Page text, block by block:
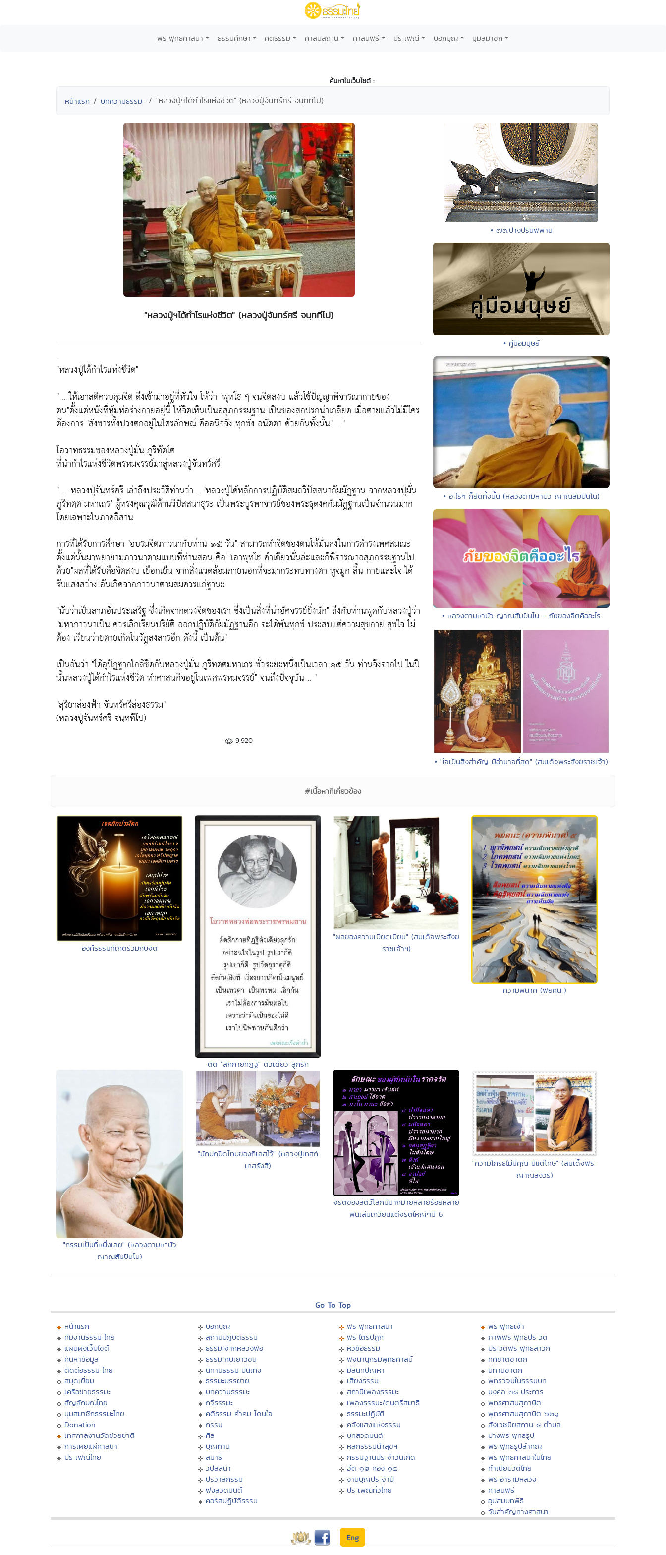
พระพุทธศาสนา ธรรมศึกษา คติธรรม ศาสนสถาน ศาสนพิธี ประเพณี บอกบุญ มุมสมาชิก
ค้นหาในเว็บไซต์ :
หน้าแรก บทความธรรมะ "หลวงปู่ฯได้กำไรแห่งชีวิต" (หลวงปู่จันทร์ศรี จนฺททีโป)
"หลวงปู่ฯได้กำไรแห่งชีวิต" (หลวงปู่จันทร์ศรี จนฺททีโป)
.
"หลวงปู่ได้กำไรแห่งชีวิต"
" .. ให้เอาสติควบคุมจิต ดึงเข้ามาอยู่ที่หัวใจ ให้ว่า "พุทโธ ๆ จนจิตสงบ แล้วใช้ปัญญาพิจารณากายของ
ตน"ตั้งแต่หนังที่หุ้มห่อร่างกายอยู่นี้ ให้จิตเห็นเป็นอสุภกรรมฐาน เป็นของสกปรกน่าเกลียด เมื่อตายแล้วไม่มีใคร
ต้องการ "สังขารทั้งปวงตกอยู่ในไตรลักษณ์ คืออนิจจัง ทุกขัง อนัตตา ด้วยกันทั้งนั้น" .. "
โอวาทธรรมของหลวงปู่มั่น ภูริทัตโต
ที่นำกำไรแห่งชีวิตพรหมจรรย์มาสู่หลวงปู่จันทร์ศรี
" ... หลวงปู่จันทร์ศรี เล่าถึงประวัติท่านว่า .. "หลวงปู่ได้หลักการปฏิบัติสมถวิปัสสนากัมมัฏฐาน จากหลวงปู่มั่น
ภูริทตฺต มหาเถร" ผู้ทรงคุณวุฒิด้านวิปัสสนาธุระ เป็นพระบูรพาจารย์ของพระธุดงคกัมมัฏฐานเป็นจำนวนมาก
โดยเฉพาะในภาคอีสาน
การที่ได้รับการศึกษา "อบรมจิตภาวนากับท่าน ๑๕ วัน" สามารถทำจิตของตนให้มั่นคงในการดำรงเพศสมณะ
ตั้งแต่นั้นมาพยายามภาวนาตามแบบที่ท่านสอน คือ "เอาพุทโธ คำเดียวนั่นล่ะและก็พิจารณาอสุภกรรมฐานไป
ด้วย"ผลที่ได้รับคือจิตสงบ เยือกเย็น จากสิ่งแวดล้อมภายนอกที่จะมากระทบทางตา หูจมูก ลิ้น กายและใจ ได้
รับแสงสว่าง อันเกิดจากภาวนาตามสมควรแก่ฐานะ
"นับว่าเป็นลาภอันประเสริฐ ซึ่งเกิดจากดวงจิตของเรา ซึ่งเป็นสิ่งที่น่าอัศจรรย์ยิ่งนัก" ถึงกับท่านพูดกับหลวงปู่ว่า
"มหาภาวนาเป็น ควรเลิกเรียนปริยัติ ออกปฏิบัติกัมมัฏฐานอีก จะได้พ้นทุกข์ ประสบแต่ความสุขกาย สุขใจ ไม่
ต้อง เวียนว่ายตายเกิดในวัฏสงสารอีก ดังนี้ เป็นต้น"
เป็นอันว่า "ได้อุปัฏฐากใกล้ชิดกับหลวงปู่มั่น ภูริทตฺตมหาเถร ชั่วระยะหนึ่งเป็นเวลา ๑๕ วัน ท่านจึงจากไป ในปี
นั้นหลวงปู่ได้กำไรแห่งชีวิต ทำศาสนกิจอยู่ในเพศพรหมจรรย์" จนถึงปัจจุบัน .. "
"สุริยาส่องฟ้า จันทร์ศรีส่องธรรม"
(หลวงปู่จันทร์ศรี จนฺททีโป)
9,920
• ๗๓.ปางปรินิพพาน
• คู่มือมนุษย์
• อะไรๆ ก็ยีดทั้งนั้น (หลวงตามหาบัว ญาณสัมปันโน)
• หลวงตามหาบัว ญาณสัมปันโน - ภัยของจิตคืออะไร
• "ใจเป็นสิงสำคัญ มีอำนาจที่สุด" (สมเด็จพระสังฆราชเจ้า)
#เนื้อหาที่เกี่ยวข้อง
องค์ธรรมที่เกิดร่วมกับจิต
ตัด "สักกายทิฎฐิ" ตัวเดียว ลูกรัก
"ผลของความเบียดเบียน" (สมเด็จพระสังฆ
ราชเจ้าฯ)
ความพินาศ (พยศนะ)
"กรรมเป็นที่หนึ่งเลย" (หลวงตามหาบัว
ญาณสัมปันโน)
"มักปกปิดโทษของกิเลสไว้" (หลวงปู่เทสก์
เทสรังสี)
จริตของสัตว์โลกมีมากมายหลายร้อยหลาย
พันเล่มเกวียนแต่จริตใหญ่ๆมี 6
"ความโกรธไม่มีคุณ มีแต่โทษ" (สมเด็จพระ
ญาณสังวร)
Go To Top
หน้าแรก
ทีมงานธรรมะไทย
แผนผังเว็บไซต์
ค้นหาข้อมูล
ติดต่อธรรมะไทย
สมุดเยี่ยม
เครือข่ายธรรมะ
สัญลักษณ์ไทย
มุมสมาชิกธรรมะไทย
Donation
เทศกาลงานวัดช่วยชาติ
การเผยแผ่ศาสนา
ประเพณีไทย
บอกบุญ
สถานปฏิบัติธรรม
ธรรมะจากหลวงพ่อ
ธรรมะกับเยาวชน
นิทานธรรมะบันเทิง
ธรรมะบรรยาย
บทความธรรมะ
กวีธรรมะ
คติธรรม คำคม โดนใจ
กรรม
ศีล
บุญทาน
สมาธิ
วิปัสสนา
ปริวาสกรรม
ฟังสวดมนต์
คอร์สปฏิบัติธรรม
พระพุทธศาสนา
พระไตรปิฏก
หัวข้อธรรม
พจนานุกรมพุทธศาสน์
มิลินทปัญหา
เสียงธรรม
สถานีเพลงธรรมะ
เพลงธรรมะ/ดนตรีสมาธิ
ธรรมะปฏิบัติ
คลังแสงแห่งธรรม
บทสวดมนต์
หลักธรรมนำสุขฯ
กรรมฐานประจำวันเกิด
ฮีต ๑๒ คอง ๑๔
งานบุญประจำปี
ประเพณีทั่วไทย
พระพุทธเจ้า
ภาพพระพุทธประวัติ
ประวัติพระพุทธสาวก
ทศชาติชาดก
นิทานชาดก
พุทธวจนในธรรมบท
มงคล ๓๘ ประการ
พุทธศาสนสุภาษิต
พุทธศาสนสุภาษิต ๖๒๑
สังเวชนียสถาน ๔ ตำบล
ปางพระพุทธรูป
พระพุทธรูปสำคัญ
พระพุทธศาสนาในไทย
ทำเนียบวัดไทย
พระอารามหลวง
ศาสนพิธี
อุปสมบทพิธี
วันสำคัญทางศาสนา
Eng